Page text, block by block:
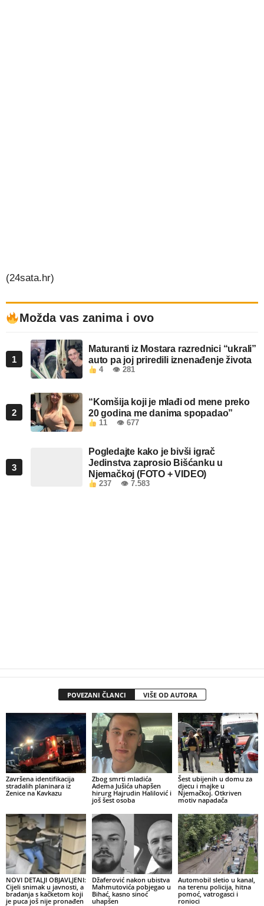
(24sata.hr)
Možda vas zanima i ovo
1
Maturanti iz Mostara razrednici “ukrali”
auto pa joj priredili iznenađenje života
4 👁 281
2
“Komšija koji je mlađi od mene preko
20 godina me danima spopadao”
11 👁 677
3
Pogledajte kako je bivši igrač
Jedinstva zaprosio Bišćanku u
Njemačkoj (FOTO + VIDEO)
237 👁 7.583
POVEZANI ČLANCI VIŠE OD AUTORA
Završena identifikacija
stradalih planinara iz
Zenice na Kavkazu
Zbog smrti mladića
Adema Jušića uhapšen
hirurg Hajrudin Halilović i
još šest osoba
Šest ubijenih u domu za
djecu i majke u
Njemačkoj. Otkriven
motiv napadača
NOVI DETALJI OBJAVLJENI:
Cijeli snimak u javnosti, a
bradanja s kačketom koji
je puca još nije pronađen
Džaferović nakon ubistva
Mahmutovića pobjegao u
Bihać, kasno sinoć
uhapšen
Automobil sletio u kanal,
na terenu policija, hitna
pomoć, vatrogasci i
ronioci